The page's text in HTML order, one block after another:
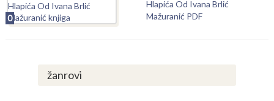
0
Hlapića Od Ivana Brlić
Mažuranić PDF
žanrovi